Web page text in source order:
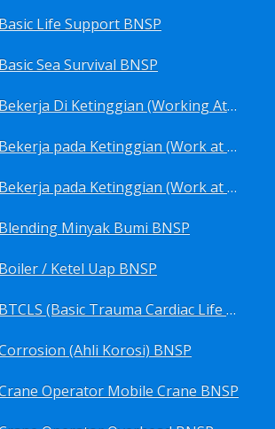
Life Support BNSP
Sea Survival BNSP
Sertifikasi Bekerja Di Ketinggian (Working At Height) BNSP
Sertifikasi Bekerja pada Ketinggian (Work at Height)-Competency person (TKPK-TK3) BNSP
Sertifikasi Bekerja pada Ketinggian (Work at Height)-Pekerja/Standby Person (TKBT-TK2) BNSP
Minyak Bumi BNSP
/ Ketel Uap BNSP
Sertifikasi BTCLS (Basic Trauma Cardiac Life Support) BNSP
(Ahli Korosi) BNSP
Operator Mobile Crane BNSP